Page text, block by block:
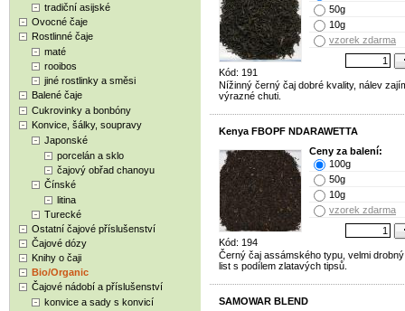
tradiční asijské
Ovocné čaje
Rostlinné čaje
maté
rooibos
jiné rostlinky a směsi
Balené čaje
Cukrovinky a bonbóny
Konvice, šálky, soupravy
Japonské
porcelán a sklo
čajový obřad chanoyu
Čínské
litina
Turecké
Ostatní čajové příslušenství
Čajové dózy
Knihy o čaji
Bio/Organic
Čajové nádobí a příslušenství
konvice a sady s konvicí
Kód: 191
50g
10g
vzorek zdarma
Nížinný černý čaj dobré kvality, nálev
výrazné chuti.
Kenya FBOPF NDARAWETTA
Kód: 194
Ceny za balení:
100g
50g
10g
vzorek zdarma
Černý čaj assámského typu, velmi
list s podílem zlatavých tipsů.
SAMOWAR BLEND